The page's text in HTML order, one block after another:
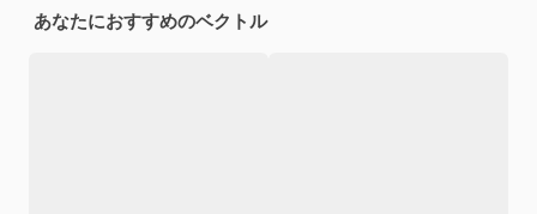
あなたにおすすめのベクトル